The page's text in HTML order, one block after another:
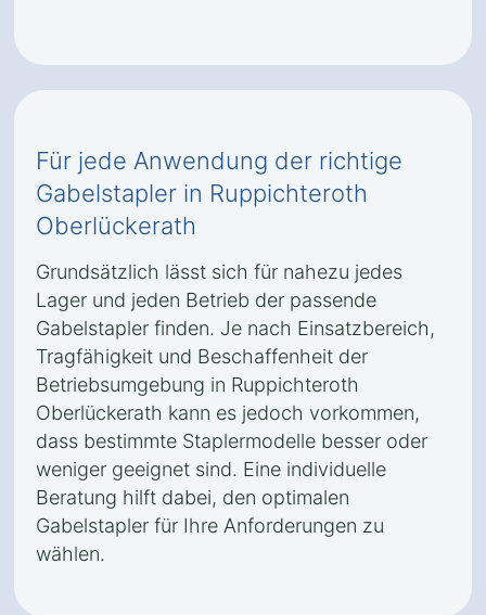
Für jede Anwendung der richtige
Gabelstapler in Ruppichteroth
Oberlückerath
Grundsätzlich lässt sich für nahezu jedes
Lager und jeden Betrieb der passende
Gabelstapler finden. Je nach Einsatzbereich,
Tragfähigkeit und Beschaffenheit der
Betriebsumgebung in Ruppichteroth
Oberlückerath kann es jedoch vorkommen,
dass bestimmte Staplermodelle besser oder
weniger geeignet sind. Eine individuelle
Beratung hilft dabei, den optimalen
Gabelstapler für Ihre Anforderungen zu
wählen.